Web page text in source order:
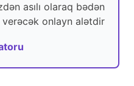
asılı olaraq bədən
verəcək onlayn alətdir.